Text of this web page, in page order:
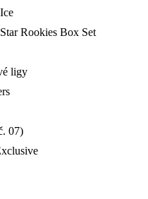
Rookies Box Set
ligy
07)